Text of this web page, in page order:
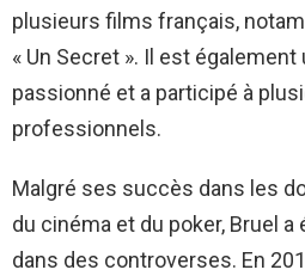
plusieurs films français,
« Un Secret ». Il est
passionné et a participé à
professionnels.
Malgré ses succès dans les
du cinéma et du poker, Bruel
dans des controverses. En